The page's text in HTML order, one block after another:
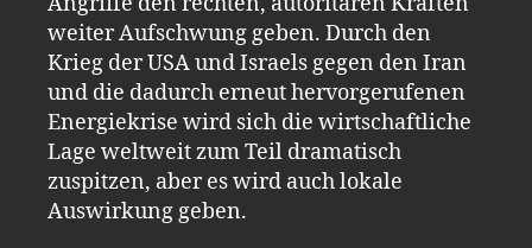
weiter Aufschwung geben. Durch den
Krieg der USA und Israels gegen den Iran
und die dadurch erneut hervorgerufenen
Energiekrise wird sich die wirtschaftliche
Lage weltweit zum Teil dramatisch
zuspitzen, aber es wird auch lokale
Auswirkung geben.